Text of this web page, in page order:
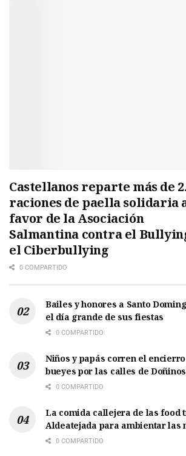
Castellanos reparte más de
raciones de paella solidaria
favor de la Asociación
Salmantina contra el
el Ciberbullying
0 COMPARTIDO
Bailes y honores a Santo
el día grande de sus fiestas
0 COMPARTIDO
Niños y papás corren el
bueyes por las calles de Doñinos
0 COMPARTIDO
La comida callejera de las food
Aldeatejada para ambientar las
0 COMPARTIDO